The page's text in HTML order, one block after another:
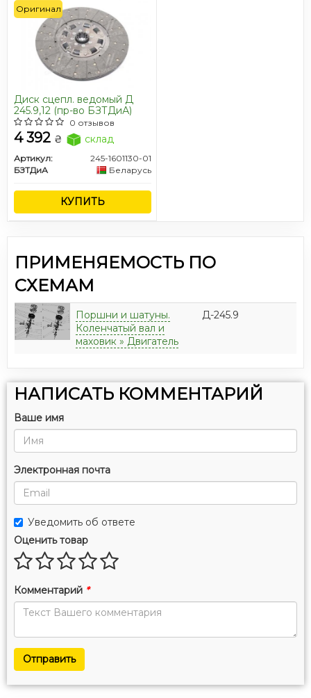
Диск сцепл. ведомый Д
245.9,12 (пр-во БЗТДиА)
0 отзывов
4 392 ₴ склад
Артикул:
245-1601130-01
БЗТДиА
Беларусь
КУПИТЬ
Оригинал
ПРИМЕНЯЕМОСТЬ ПО
СХЕМАМ
Поршни и шатуны.
Коленчатый вал и
маховик » Двигатель
Д-245.9
НАПИСАТЬ КОММЕНТАРИЙ
Ваше имя
Электронная почта
Уведомить об ответе
Оценить товар
Комментарий *
Отправить